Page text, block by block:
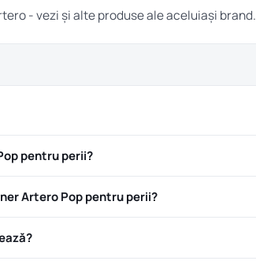
- vezi și alte produse ale aceluiași brand.
pentru perii?
Artero Pop pentru perii?